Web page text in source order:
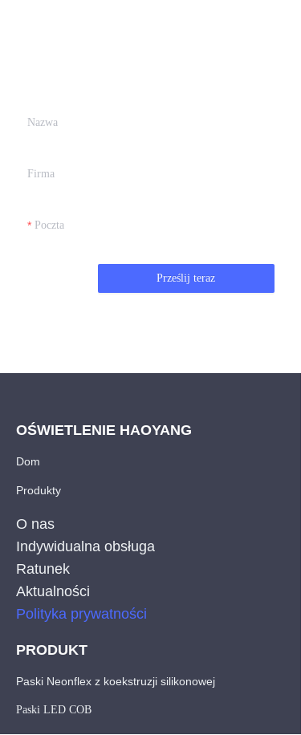
Nazwa
Firma
Poczta
Prześlij teraz
OŚWIETLENIE HAOYANG
Dom
Produkty
O nas
Indywidualna obsługa
Ratunek
Aktualności
Polityka prywatności
PRODUKT
Paski Neonflex z koekstruzji silikonowej
Paski LED COB
PO